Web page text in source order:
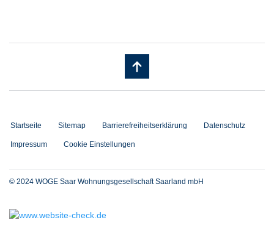
Startseite Sitemap Barrierefreiheitserklärung Datenschutz
Impressum Cookie Einstellungen
© 2024 WOGE Saar Wohnungsgesellschaft Saarland mbH